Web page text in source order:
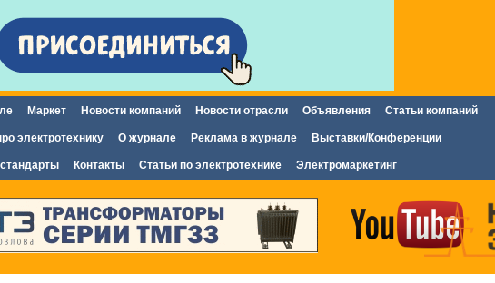
содержанию
Маркет Новости компаний Новости отрасли Объявления Статьи компаний
электротехнику О журнале Реклама в журнале Выставки/Конференции
Контакты Статьи по электротехнике Электромаркетинг